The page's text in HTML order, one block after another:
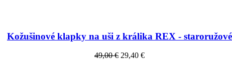
Kožušinové klapky na uši z králika REX - staroružové
49,00 € 29,40 €